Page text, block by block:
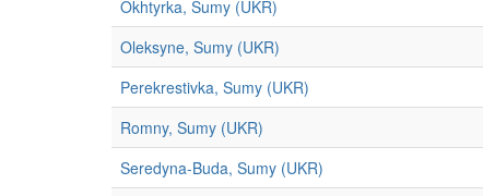
Okhtyrka, Sumy (UKR)
Oleksyne, Sumy (UKR)
Perekrestivka, Sumy (UKR)
Romny, Sumy (UKR)
Seredyna-Buda, Sumy (UKR)